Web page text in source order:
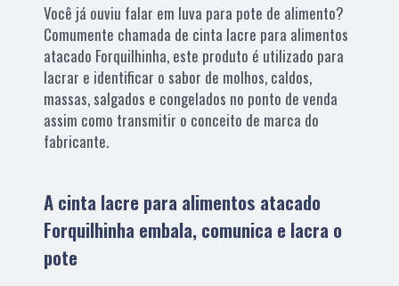
Você já ouviu falar em luva para pote de alimento?
Comumente chamada de cinta lacre para alimentos
atacado Forquilhinha, este produto é utilizado para
lacrar e identificar o sabor de molhos, caldos,
massas, salgados e congelados no ponto de venda
assim como transmitir o conceito de marca do
fabricante.
A cinta lacre para alimentos atacado
Forquilhinha embala, comunica e lacra o
pote